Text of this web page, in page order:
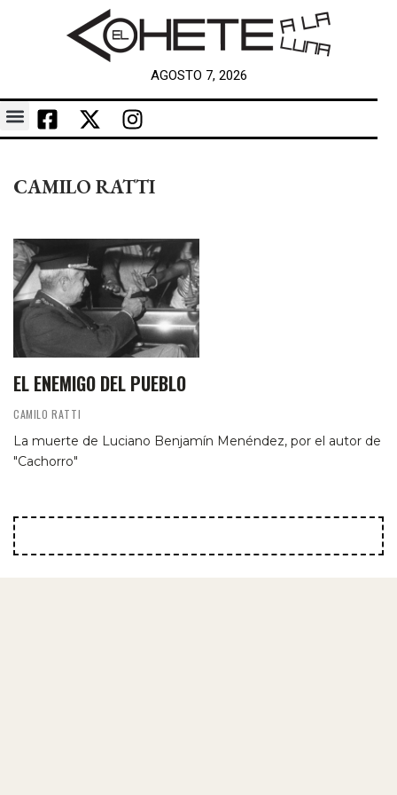
AGOSTO 7, 2026
CAMILO RATTI
EL ENEMIGO DEL PUEBLO
CAMILO RATTI
La muerte de Luciano Benjamín Menéndez, por el autor de
"Cachorro"